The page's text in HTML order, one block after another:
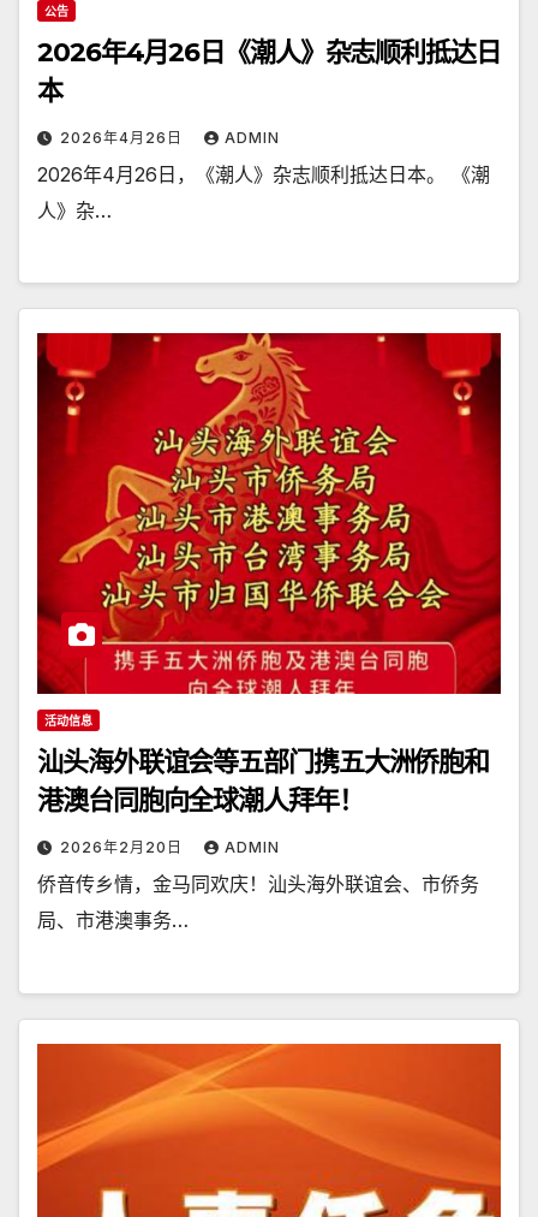
公告
2026年4月26日《潮人》杂志顺利抵达日
本
2026年4月26日 ADMIN
2026年4月26日，《潮人》杂志顺利抵达日本。 《潮
人》杂…
活动信息
汕头海外联谊会等五部门携五大洲侨胞和
港澳台同胞向全球潮人拜年！
2026年2月20日 ADMIN
侨音传乡情，金马同欢庆！汕头海外联谊会、市侨务
局、市港澳事务…